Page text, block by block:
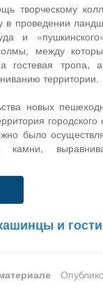
творческому
в проведении
и
между
гостевая тропа,
территории.
новых
было
камни,
и